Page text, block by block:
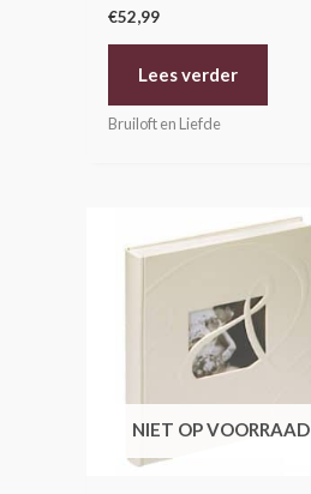
€52,99
Lees verder
Bruiloft en Liefde
NIET OP VOORRAAD